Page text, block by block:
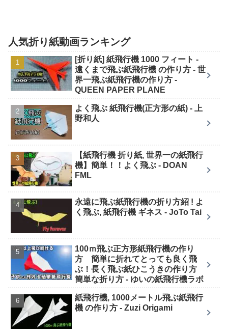
人気折り紙動画ランキング
[折り紙] 紙飛行機 1000 フィート -
遠くまで飛ぶ紙飛行機 の作り方 - 世
界一飛ぶ紙飛行機の作り方 -
QUEEN PAPER PLANE
よく飛ぶ 紙飛行機(正方形の紙) - 上
野和人
【紙飛行機 折り紙, 世界一の紙飛行
機】簡単！！よく飛ぶ - DOAN
FML
永遠に飛ぶ紙飛行機の折り方紹 ! よ
く飛ぶ, 紙飛行機 ギネス - JoTo Tai
100ｍ飛ぶ正方形紙飛行機の作り
方 簡単に折れてとっても良く飛
ぶ！長く飛ぶ紙ひこうきの作り方
簡単な折り方 - ゆいの紙飛行機ラボ
紙飛行機, 1000メートル飛ぶ紙飛行
機 の作り方 - Zuzi Origami